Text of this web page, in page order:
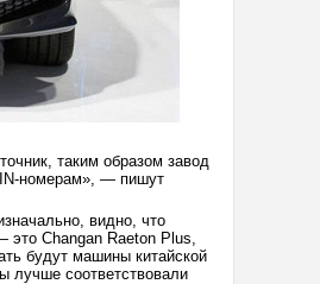
таким образом завод
номерам», — пишут
видно, что
это Changan Raeton Plus,
будут машины китайской
лучше соответствовали